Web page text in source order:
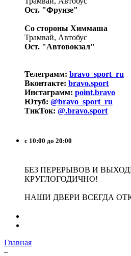
Ост. "Фрунзе"
Со стороны Химмаша
Трамвай, Автобус
Ост. "Автовокзал"
Телеграмм: bravo_sport_ru
Вконтакте: bravo.sport
Инстаграмм: point.bravo
Ютуб: @bravo_sport_ru
ТикТок: @.bravo.sport
с 10:00 до 20:00
БЕЗ ПЕРЕРЫВОВ И
КРУГЛОГОДИЧНО!
НАШИ ДВЕРИ ВСЕГДА
Главная
–